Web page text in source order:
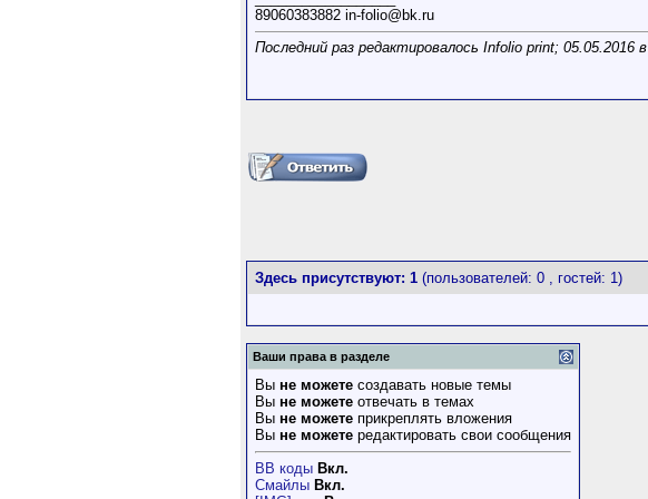
89060383882 in-folio@bk.ru
Последний раз редактировалось Infolio print; 05.05.2016 в
Здесь присутствуют: 1 (пользователей: 0 , гостей: 1)
Ваши права в разделе
Вы не можете создавать новые темы
Вы не можете отвечать в темах
Вы не можете прикреплять вложения
Вы не можете редактировать свои сообщения
BB коды Вкл.
Смайлы Вкл.